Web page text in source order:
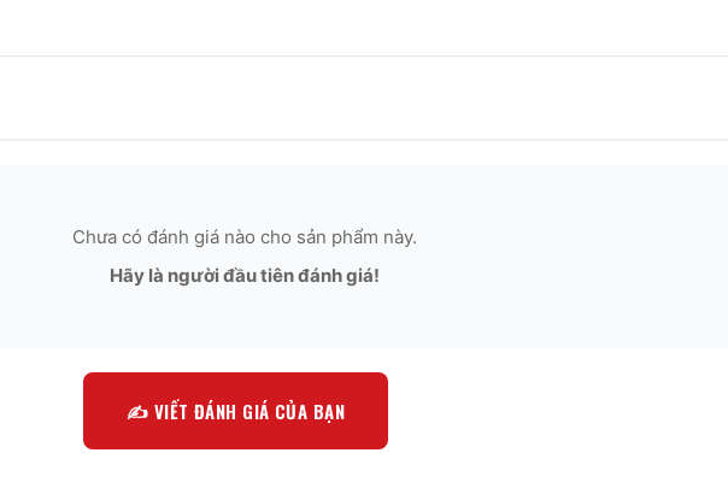
Chưa có đánh giá nào cho sản phẩm này.
Hãy là người đầu tiên đánh giá!
✍️ VIẾT ĐÁNH GIÁ CỦA BẠN